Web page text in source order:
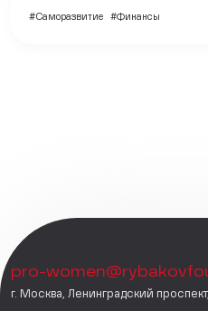
#Саморазвитие #Финансы
pro-
г. Москва, Ленинградский